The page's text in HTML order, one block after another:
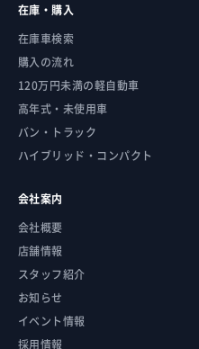
在庫・購入
在庫車検索
購入の流れ
120万円未満の軽自動車
高年式・未使用車
バン・トラック
ハイブリッド・コンパクト
会社案内
会社概要
店舗情報
スタッフ紹介
お知らせ
イベント情報
採用情報